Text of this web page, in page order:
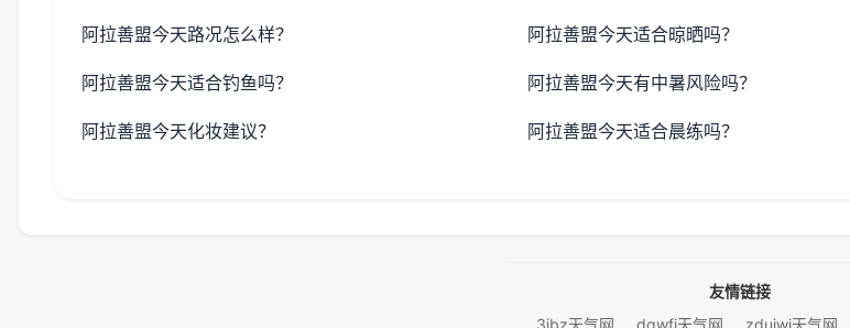
阿拉善盟今天路况怎么样？ 阿拉善盟今天适合晾晒吗？
阿拉善盟今天适合钓鱼吗？ 阿拉善盟今天有中暑风险吗？
阿拉善盟今天化妆建议？ 阿拉善盟今天适合晨练吗？
友情链接
3ibz天气网
dqwfj天气网 zduiwj天气网